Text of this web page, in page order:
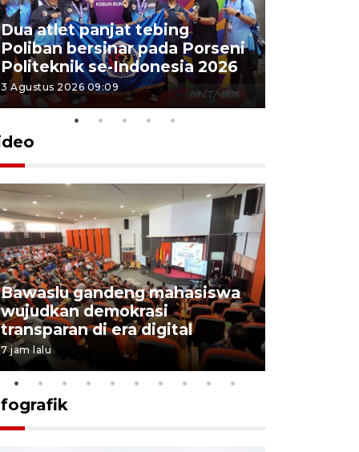
Dua atlet panjat tebing
Poliban bersinar pada Porseni
Politeknik se-Indonesia 2026
3 Agustus 2026 09:09
Bawaslu gandeng mahasiswa
wujudkan demokrasi
transparan di era digital
7 jam lalu